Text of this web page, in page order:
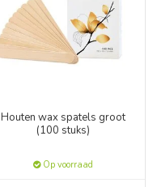
Houten wax spatels groot
(100 stuks)
Op voorraad